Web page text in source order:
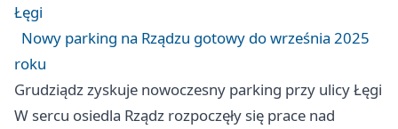
Łęgi
Nowy parking na Rządzu gotowy do września 2025
roku
Grudziądz zyskuje nowoczesny parking przy ulicy Łęgi
W sercu osiedla Rządz rozpoczęły się prace nad